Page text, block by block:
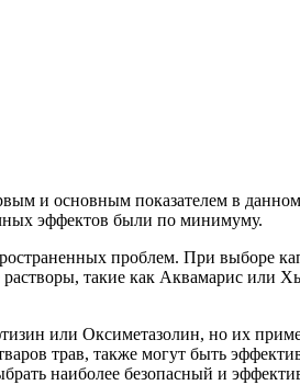
и основным показателем в
эффектов были по минимуму.
проблем. При выборе
такие как Аквамарис или
или Оксиметазолин, но их
трав, также могут быть
наиболее безопасный и